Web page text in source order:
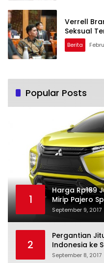
Verrell
Seksual
Berita
Popular Posts
1
Harga Rp189
Mirip Pajero
September 9, 2017
2
Pergantian
Indonesia ke
September 8, 2017